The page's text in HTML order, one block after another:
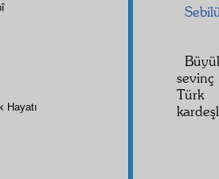
Türk
Hayatı